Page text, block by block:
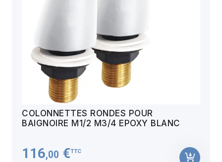
COLONNETTES RONDES POUR
BAIGNOIRE M1/2 M3/4 EPOXY BLANC
116,00 €TTC